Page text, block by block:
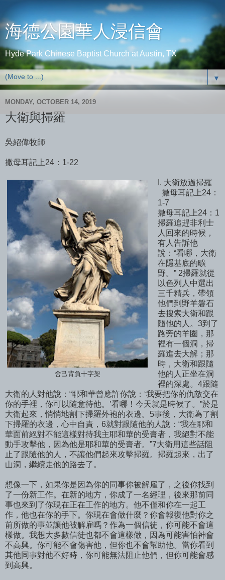
海德公園華人浸信會
Hyde Park Chinese Baptist Church at Austin, TX
▼
MONDAY, OCTOBER 14, 2019
大衛與掃羅
吳紹偉牧師
撒母耳記上24：1-22
舍己背負十字架
I. 大衛放過掃羅
撒母耳記上24：
1-7
撒母耳記上24：1
掃羅追趕非利士
人回來的時候，
有人告訴他
說：“看哪，大衛
在隱基底的曠
野。” 2掃羅就從
以色列人中選出
三千精兵，帶領
他們到野羊磐石
去搜索大衛和跟
隨他的人。3到了
路旁的羊圈，那
裡有一個洞，掃
羅進去大解；那
時，大衛和跟隨
他的人正坐在洞
裡的深處。4跟隨
大衛的人對他說：“耶和華曾應許你說：‘我要把你的仇敵交在
你的手裡，你可以隨意待他。’看哪！今天就是時候了。”於是
大衛起來，悄悄地割下掃羅外袍的衣邊。5事後，大衛為了割
下掃羅的衣邊，心中自責，6就對跟隨他的人說：“我在耶和
華面前絕對不能這樣對待我主耶和華的受膏者，我絕對不能
動手攻擊他，因為他是耶和華的受膏者。”7大衛用這些話阻
止了跟隨他的人，不讓他們起來攻擊掃羅。掃羅起來，出了
山洞，繼續走他的路去了。
想像一下，如果你是因為你的同事你被解雇了，之後你找到
了一份新工作。在新的地方，你成了一名經理，後來那前同
事也來到了你現在正在工作的地方。他不僅和你在一起工
作，他也在你的手下。你現在會做什麼？你會報復他對你之
前所做的事並讓他被解雇嗎？作為一個信徒，你可能不會這
樣做。我想大多數信徒也都不會這樣做，因為可能害怕神會
不高興。你可能不會傷害他，但你也不會幫助他。當你看到
其他同事對他不好時，你可能無法阻止他們，但你可能會感
到高興。